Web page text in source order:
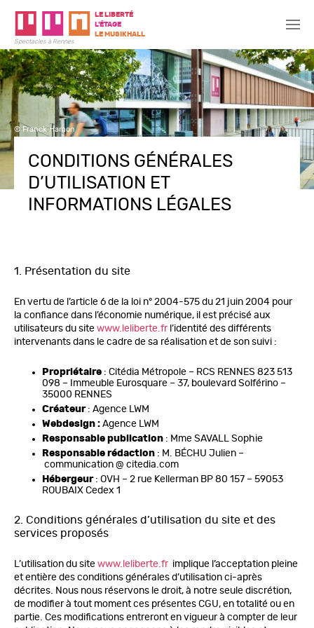
© Franck Hamon
CONDITIONS GÉNÉRALES
D’UTILISATION ET
INFORMATIONS LÉGALES
1. Présentation du site
En vertu de l’article 6 de la loi n° 2004-575 du 21 juin 2004 pour
la confiance dans l’économie numérique, il est précisé aux
utilisateurs du site www.leliberte.fr l’identité des différents
intervenants dans le cadre de sa réalisation et de son suivi :
Propriétaire : Citédia Métropole – RCS RENNES 823 513
098 – Immeuble Eurosquare – 37, boulevard Solférino –
35000 RENNES
Créateur: Agence LWM
Webdesign : Agence LWM
Responsable publication : Mme SAVALL Sophie
Responsable rédaction : M. BÉCHU Julien –
communication @ citedia.com
Hébergeur: OVH – 2 rue Kellerman BP 80 157 – 59053
ROUBAIX Cedex 1
2. Conditions générales d’utilisation du site et des
services proposés
L’utilisation du site www.leliberte.fr implique l’acceptation pleine
et entière des conditions générales d’utilisation ci-après
décrites. Nous nous réservons le droit, à notre seule discrétion,
de modifier à tout moment ces présentes CGU, en totalité ou en
partie. Ces modifications entreront en vigueur à compter de leur
LE LIBERTÉ
L'ÉTAGE
LE MUSIKHALL
Spectacles à Rennes